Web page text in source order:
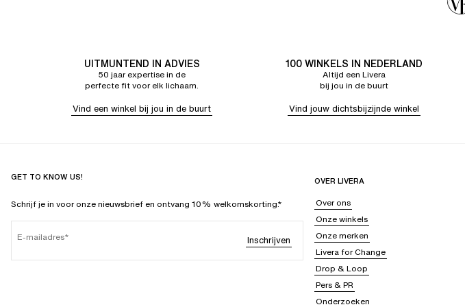
UITMUNTEND IN ADVIES
50 jaar expertise in de
perfecte fit voor elk lichaam.
Vind een winkel bij jou in de buurt
100 WINKELS IN NEDERLAND
Altijd een Livera
bij jou in de buurt
Vind jouw dichtsbijzijnde winkel
GET TO KNOW US!
Schrijf je in voor onze nieuwsbrief en ontvang 10% welkomskorting.*
E-mailadres Inschrijven
OVER LIVERA
Over ons
Onze winkels
Onze merken
Livera for Change
Drop & Loop
Pers & PR
Onderzoeken